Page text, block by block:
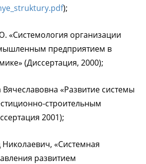
);
«Системология организации
предприятием в
(Диссертация, 2000);
«Развитие системы
строительным
2001);
«Системная
развитием